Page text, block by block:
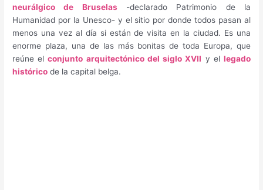
neurálgico de Bruselas-declarado Patrimonio de la
Humanidad por la Unesco- y el sitio por donde todos pasan al
menos una vez al día si están de visita en la ciudad. Es una
enorme plaza, una de las más bonitas de toda Europa, que
reúne elconjunto arquitectónico del siglo XVII y el legado
histórico de la capital belga.